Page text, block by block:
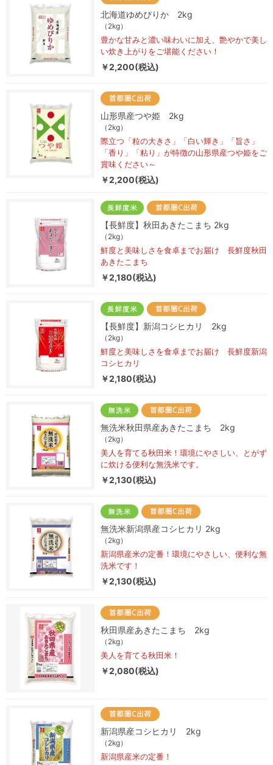
北海道ゆめぴりか 2kg
（2kg）
豊かな甘みと濃い味わいに加え、艶やかで美し
い炊き上がりをご堪能ください！
￥2,200(税込)
山形県産つや姫 2kg
（2kg）
際立つ「粒の大きさ」「白い輝き」「旨さ」
「香り」「粘り」が特徴の山形県産つや姫をご
賞味ください～
￥2,200(税込)
【長鮮度】秋田あきたこまち 2kg
（2kg）
鮮度と美味しさを食卓までお届け 長鮮度秋田
あきたこまち
￥2,180(税込)
【長鮮度】新潟コシヒカリ 2kg
（2kg）
鮮度と美味しさを食卓までお届け 長鮮度新潟
コシヒカリ
￥2,180(税込)
無洗米秋田県産あきたこまち 2kg
（2kg）
美人を育てる秋田米！環境にやさしい、とがず
に炊ける便利な無洗米です。
￥2,130(税込)
無洗米新潟県産コシヒカリ 2kg
（2kg）
新潟県産米の定番！環境にやさしい、便利な無
洗米です！
￥2,130(税込)
秋田県産あきたこまち 2kg
（2kg）
美人を育てる秋田米！
￥2,080(税込)
新潟県産コシヒカリ 2kg
（2kg）
新潟県産米の定番！